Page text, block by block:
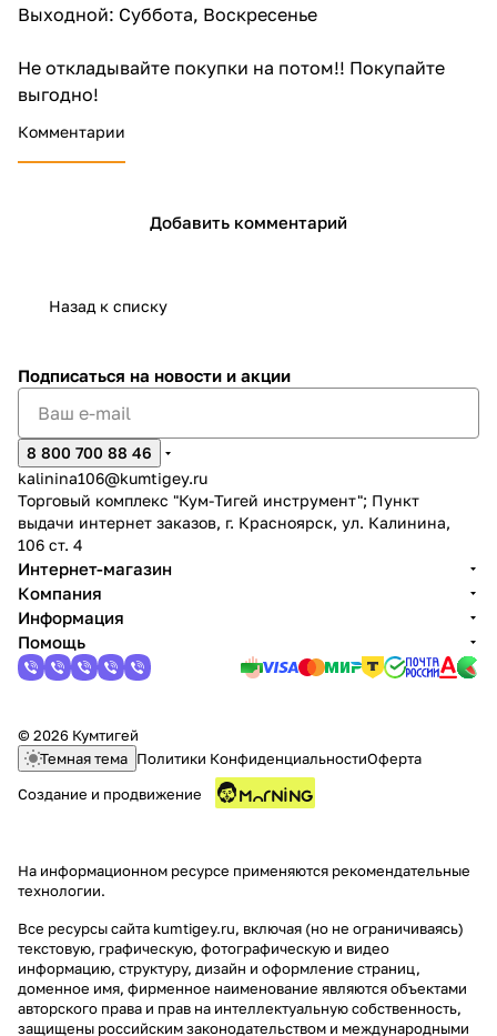
Выходной: Суббота, Воскресенье
Не откладывайте покупки на потом!! Покупайте
выгодно!
Комментарии
Добавить комментарий
Назад к списку
Подписаться на новости и акции
8 800 700 88 46
kalinina106@kumtigey.ru
Торговый комплекс "Кум-Тигей инструмент"; Пункт
выдачи интернет заказов, г. Красноярск, ул. Калинина,
106 ст. 4
Интернет-магазин
Компания
Информация
Помощь
© 2026 Кумтигей
Темная тема Политики КонфиденциальностиОферта
Создание и продвижение
На информационном ресурсе применяются рекомендательные
технологии.
Все ресурсы сайта kumtigey.ru, включая (но не ограничиваясь)
текстовую, графическую, фотографическую и видео
информацию, структуру, дизайн и оформление страниц,
доменное имя, фирменное наименование являются объектами
авторского права и прав на интеллектуальную собственность,
защищены российским законодательством и международными